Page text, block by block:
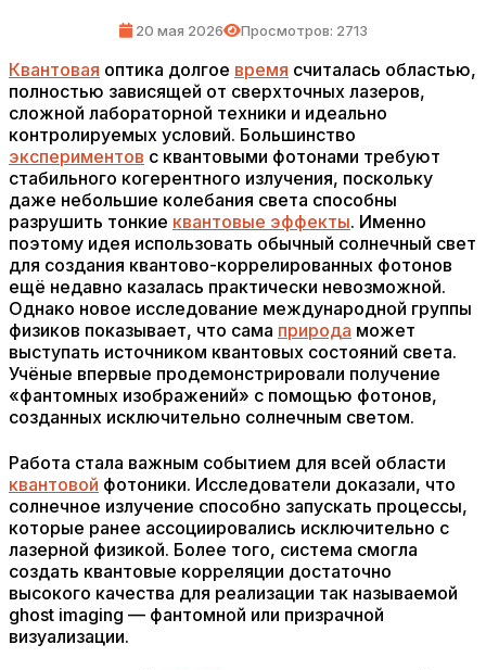
20 мая 2026 Просмотров: 2713
Квантовая оптика долгое время считалась областью,
полностью зависящей от сверхточных лазеров,
сложной лабораторной техники и идеально
контролируемых условий. Большинство
экспериментов с квантовыми фотонами требуют
стабильного когерентного излучения, поскольку
даже небольшие колебания света способны
разрушить тонкие квантовые эффекты. Именно
поэтому идея использовать обычный солнечный свет
для создания квантово-коррелированных фотонов
ещё недавно казалась практически невозможной.
Однако новое исследование международной группы
физиков показывает, что сама природа может
выступать источником квантовых состояний света.
Учёные впервые продемонстрировали получение
«фантомных изображений» с помощью фотонов,
созданных исключительно солнечным светом.
Работа стала важным событием для всей области
квантовой фотоники. Исследователи доказали, что
солнечное излучение способно запускать процессы,
которые ранее ассоциировались исключительно с
лазерной физикой. Более того, система смогла
создать квантовые корреляции достаточно
высокого качества для реализации так называемой
ghost imaging — фантомной или призрачной
визуализации.